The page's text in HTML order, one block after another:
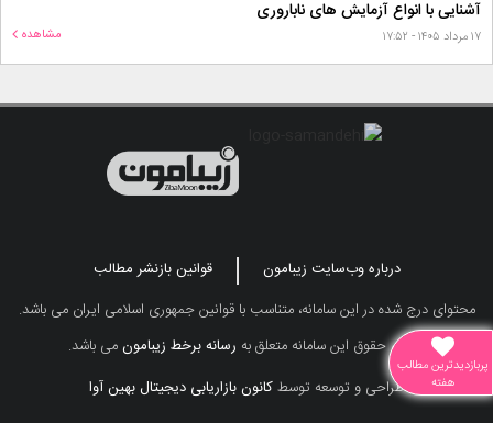
آشنایی با انواع آزمایش های ناباروری
۱۷ مرداد ۱۴۰۵ - ۱۷:۵۲ مشاهده
درباره وب‌سایت زیبامون
قوانین بازنشر مطالب
محتوای درج شده در این سامانه، متناسب با قوانین جمهوری اسلامی ایران می باشد.
تمامی حقوق این سامانه متعلق به رسانه برخط زیبامونمی باشد.
طراحی و توسعه توسطکانون بازاریابی دیجیتال بهین آوا
پربازدیدترین مطالب
هفته